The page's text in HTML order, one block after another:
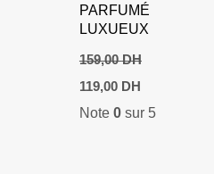
PARFUMÉ
LUXUEUX
159,00DH
Le
prix
initial
119,00 DHLe
actuel
Note 0sur 5